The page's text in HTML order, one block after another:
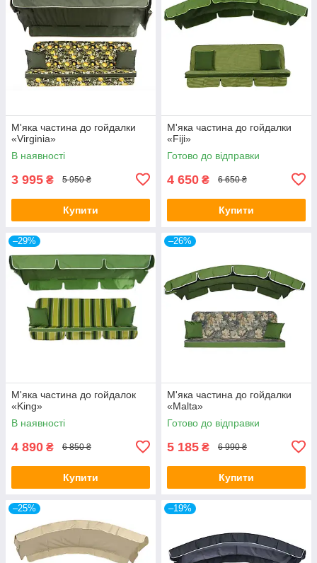
М'яка частина до гойдалки
«Virginia»
В наявності
3 995 ₴ 5 950 ₴
Купити
М'яка частина до гойдалки
«Fiji»
Готово до відправки
4 650 ₴ 6 650 ₴
Купити
–29%
М'яка частина до гойдалок
«King»
В наявності
4 890 ₴ 6 850 ₴
Купити
–26%
М'яка частина до гойдалки
«Malta»
Готово до відправки
5 185 ₴ 6 990 ₴
Купити
–25% –19%